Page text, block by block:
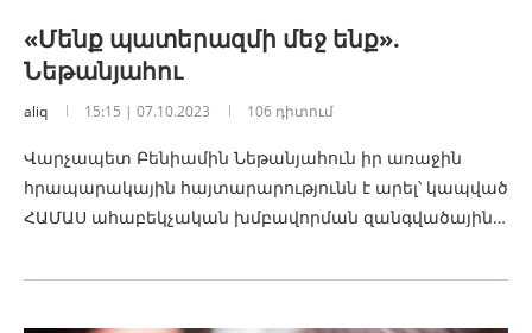
«Մենք պատերազմի մեջ ենք».
Նեթանյահու
aliq 15:15 | 07.10.2023 106 դիտում
Վարչապետ Բենիամին Նեթանյահուն իր առաջին
հրապարակային հայտարարությունն է արել՝ կապված
ՀԱՄԱՍ ահաբեկչական խմբավորման զանգվածային…